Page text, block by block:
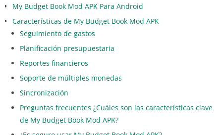
My Budget Book Mod APK Para Android
Características de My Budget Book Mod APK
Seguimiento de gastos
Planificación presupuestaria
Reportes financieros
Soporte de múltiples monedas
Sincronización
Preguntas frecuentes ¿Cuáles son las características clave
de My Budget Book Mod APK?